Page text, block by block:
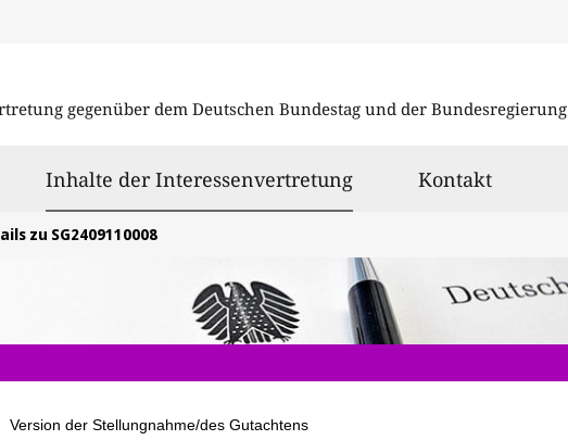
gegenüber dem Deutschen Bundestag und der Bundesregierung
Inhalte der Interessenvertretungausgewählt
Kontakt
zu SG2409110008
Version der Stellungnahme/des Gutachtens